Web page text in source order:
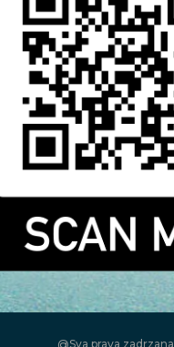
@Sva prava zadrzana